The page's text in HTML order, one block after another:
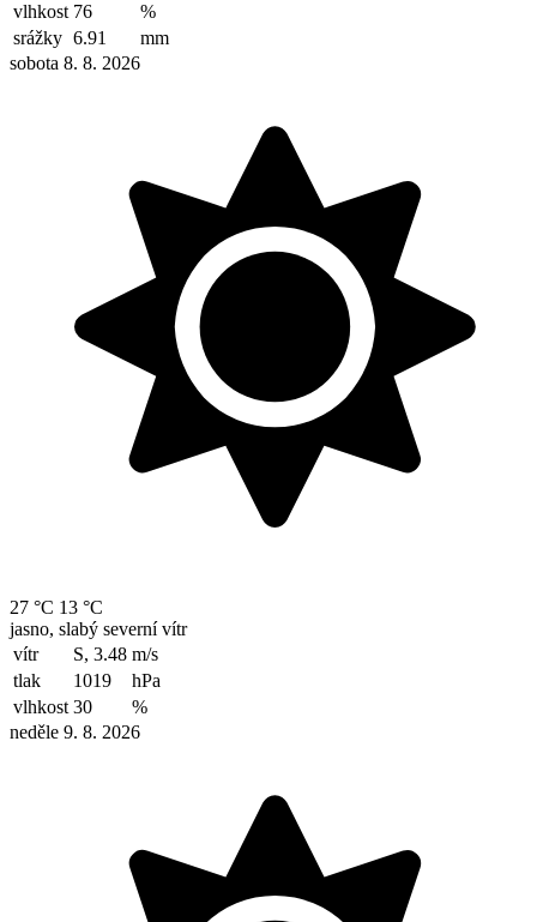
vlhkost 76
%
srážky 6.91
mm
sobota 8. 8. 2026
27 °C 13 °C
jasno, slabý severní vítr
vítr
S, 3.48 m/s
tlak
1019
hPa
vlhkost 30
%
neděle 9. 8. 2026